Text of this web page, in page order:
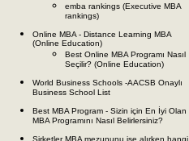
emba rankings (Executive MBA
rankings)
Online MBA - Distance Learning MBA
(Online Education)
Best Online MBA Programı Nasıl
Seçilir? (Online Education)
World Business Schools -AACSB Onaylı
Business School List
Best MBA Program - Sizin için En İyi Olan
MBA Programını Nasıl Belirlersiniz?
Şirketler MBA mezununu işe alırken hangi